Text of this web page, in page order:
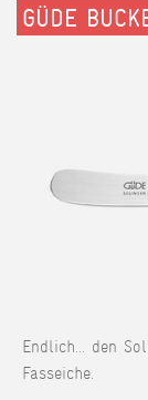
GÜDE
Endlich... den
Fasseiche.